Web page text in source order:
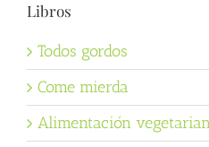
Libros
Todos gordos
Come mierda
Alimentación